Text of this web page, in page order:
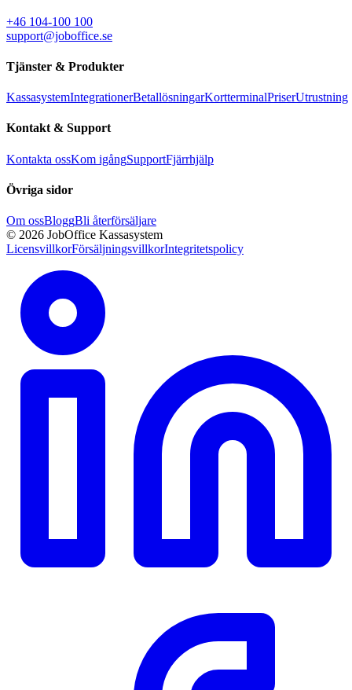
+46 104-100 100
support@joboffice.se
Tjänster & Produkter
KassasystemIntegrationerBetallösningarKortterminalPriserUtrustning
Kontakt & Support
Kontakta ossKom igångSupportFjärrhjälp
Övriga sidor
Om ossBloggBli återförsäljare
© 2026 JobOffice Kassasystem
LicensvillkorFörsäljningsvillkorIntegritetspolicy